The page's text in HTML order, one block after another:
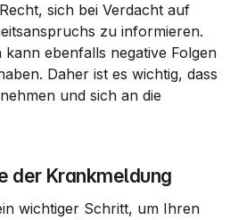
sich bei Verdacht auf
zu informieren.
ebenfalls negative Folgen
Daher ist es wichtig, dass
und sich an die
der Krankmeldung
wichtiger Schritt, um Ihren